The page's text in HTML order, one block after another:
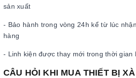
sản xuất
- Bảo hành trong vòng 24h kể từ lúc
hàng
- Linh kiện được thay mới trong thời gian
CÂU HỎI KHI MUA THIẾT BỊ